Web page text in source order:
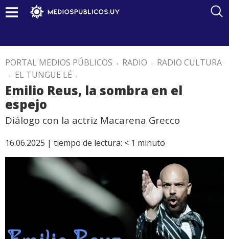
PORTAL MEDIOS PÚBLICOS . RADIO . RADIO CULTURA
. EL TUNGUE LÉ .
Emilio Reus, la sombra en el
espejo
Diálogo con la actriz Macarena Grecco
16.06.2025 | tiempo de lectura: < 1 minuto